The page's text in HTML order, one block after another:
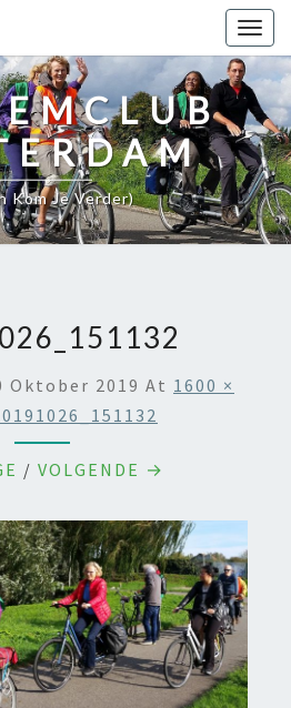
Kom Je Verder)
Oktober 2019 At 1600 ×
/ VOLGENDE →